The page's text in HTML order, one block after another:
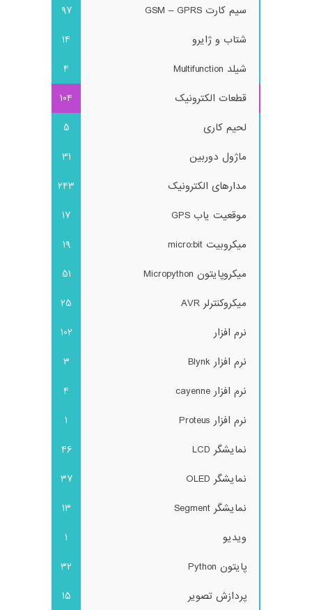
سیم کارت GSM – GPRS
97
شتاب و ژایرو
14
شیلد Multifunction
4
قطعات الکترونیک
104
لحیم کاری
5
ماژول دوربین
31
مدارهای الکترونیک
243
موقعیت یاب GPS
17
میکروبیت micro:bit
19
میکروپایتون Micropython
51
میکروکنترلر AVR
25
نرم افزار
102
نرم افزار Blynk
3
نرم افزار cayenne
4
نرم افزار Proteus
1
نمایشگر LCD
46
نمایشگر OLED
37
نمایشگر Segment
13
ویدیو
1
پایتون Python
32
پردازش تصویر
15